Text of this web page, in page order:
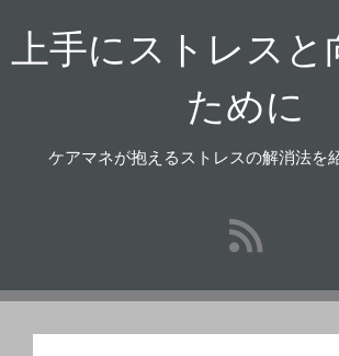
テ上手にストレスと
ために
ケアマネが抱えるストレスの解消法を